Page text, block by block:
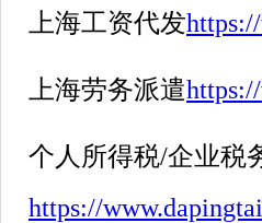
上海工资代发
上海劳务派遣
个人所得税/企业税
https://